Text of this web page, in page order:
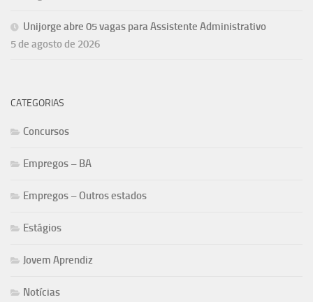
Unijorge abre 05 vagas para Assistente Administrativo
5 de agosto de 2026
CATEGORIAS
Concursos
Empregos – BA
Empregos – Outros estados
Estágios
Jovem Aprendiz
Notícias